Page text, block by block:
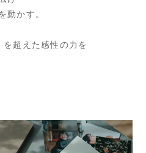
動かす。
超えた感性の力を